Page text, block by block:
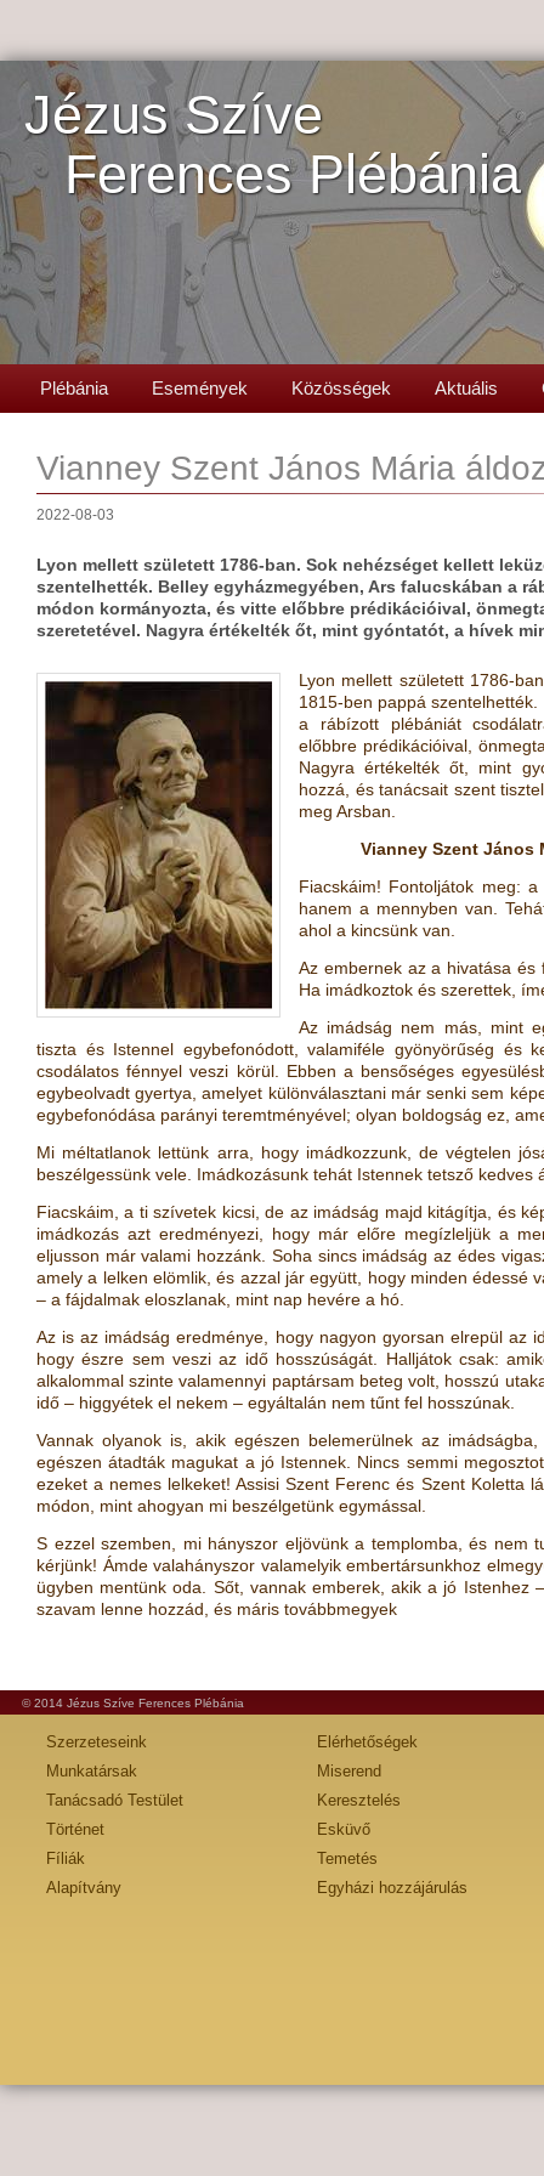
Jézus Szíve
Ferences Plébánia
Plébánia Események Közösségek Aktuális
Vianney Szent János Mária
2022-08-03
Lyon mellett született 1786-ban. Sok nehézséget kellett
szentelhették. Belley egyházmegyében, Ars falucskában a
módon kormányozta, és vitte előbbre prédikációival,
szeretetével. Nagyra értékelték őt, mint gyóntatót, a hívek
Lyon mellett született 1786-
1815-ben pappá
a rábízott plébániát
előbbre prédikációival,
Nagyra értékelték őt, mint
hozzá, és tanácsait szent
meg Arsban.
Vianney Szent János
Fiacskáim! Fontoljátok meg:
hanem a mennyben van.
ahol a kincsünk van.
Az embernek az a hivatása és
Ha imádkoztok és szerettek,
Az imádság nem más, mint
tiszta és Istennel egybefonódott, valamiféle gyönyörűség és
csodálatos fénnyel veszi körül. Ebben a bensőséges
egybeolvadt gyertya, amelyet különválasztani már senki sem
egybefonódása parányi teremtményével; olyan boldogság ez,
Mi méltatlanok lettünk arra, hogy imádkozzunk, de végtelen
beszélgessünk vele. Imádkozásunk tehát Istennek tetsző kedves
Fiacskáim, a ti szívetek kicsi, de az imádság majd kitágítja, és
imádkozás azt eredményezi, hogy már előre megízleljük a
eljusson már valami hozzánk. Soha sincs imádság az édes
amely a lelken elömlik, és azzal jár együtt, hogy minden édessé
– a fájdalmak eloszlanak, mint nap hevére a hó.
Az is az imádság eredménye, hogy nagyon gyorsan elrepül az
hogy észre sem veszi az idő hosszúságát. Halljátok csak:
alkalommal szinte valamennyi paptársam beteg volt, hosszú
idő – higgyétek el nekem – egyáltalán nem tűnt fel hosszúnak.
Vannak olyanok is, akik egészen belemerülnek az
egészen átadták magukat a jó Istennek. Nincs semmi
ezeket a nemes lelkeket! Assisi Szent Ferenc és Szent Koletta
módon, mint ahogyan mi beszélgetünk egymással.
S ezzel szemben, mi hányszor eljövünk a templomba, és nem
kérjünk! Ámde valahányszor valamelyik embertársunkhoz
ügyben mentünk oda. Sőt, vannak emberek, akik a jó Istenhez
szavam lenne hozzád, és máris továbbmegyek
© 2014 Jézus Szíve Ferences Plébánia
Szerzeteseink
Munkatársak
Tanácsadó Testület
Történet
Fíliák
Alapítvány
Elérhetőségek
Miserend
Keresztelés
Esküvő
Temetés
Egyházi hozzájárulás